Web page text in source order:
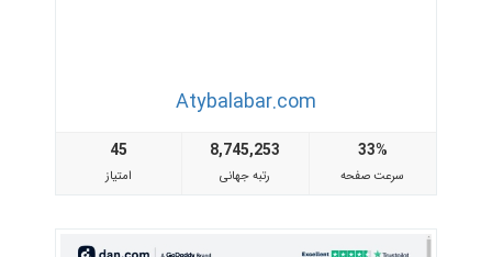
Atybalabar.com
45
امتیاز
8,745,253
رتبه جهانی
33%
سرعت صفحه